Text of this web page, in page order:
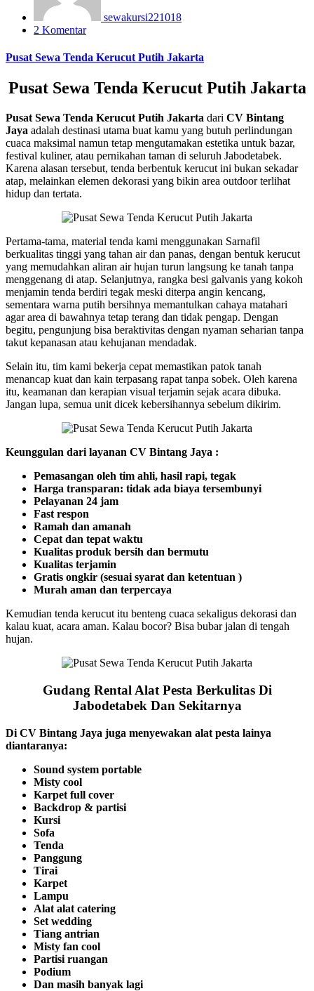
sewakursi221018
2 Komentar
Pusat Sewa Tenda Kerucut Putih Jakarta
Pusat Sewa Tenda Kerucut Putih Jakarta
Pusat Sewa Tenda Kerucut Putih Jakarta dari CV Bintang
Jaya adalah destinasi utama buat kamu yang butuh perlindungan
cuaca maksimal namun tetap mengutamakan estetika untuk bazar,
festival kuliner, atau pernikahan taman di seluruh Jabodetabek.
Karena alasan tersebut, tenda berbentuk kerucut ini bukan sekadar
atap, melainkan elemen dekorasi yang bikin area outdoor terlihat
hidup dan tertata.
Pertama-tama, material tenda kami menggunakan Sarnafil
berkualitas tinggi yang tahan air dan panas, dengan bentuk kerucut
yang memudahkan aliran air hujan turun langsung ke tanah tanpa
menggenang di atap. Selanjutnya, rangka besi galvanis yang kokoh
menjamin tenda berdiri tegak meski diterpa angin kencang,
sementara warna putih bersihnya memantulkan cahaya matahari
agar area di bawahnya tetap terang dan tidak pengap. Dengan
begitu, pengunjung bisa beraktivitas dengan nyaman seharian tanpa
takut kepanasan atau kehujanan mendadak.
Selain itu, tim kami bekerja cepat memastikan patok tanah
menancap kuat dan kain terpasang rapat tanpa sobek. Oleh karena
itu, keamanan dan kerapian visual terjamin sejak acara dibuka.
Jangan lupa, semua unit dicek kebersihannya sebelum dikirim.
Keunggulan dari layanan CV Bintang Jaya :
Pemasangan oleh tim ahli, hasil rapi, tegak
Harga transparan: tidak ada biaya tersembunyi
Pelayanan 24 jam
Fast respon
Ramah dan amanah
Cepat dan tepat waktu
Kualitas produk bersih dan bermutu
Kualitas terjamin
Gratis ongkir (sesuai syarat dan ketentuan )
Murah aman dan terpercaya
Kemudian tenda kerucut itu benteng cuaca sekaligus dekorasi dan
kalau kuat, acara aman. Kalau bocor? Bisa bubar jalan di tengah
hujan.
Gudang Rental Alat Pesta Berkulitas Di
Jabodetabek Dan Sekitarnya
Di CV Bintang Jaya juga menyewakan alat pesta lainya
diantaranya:
Sound system portable
Misty cool
Karpet full cover
Backdrop & partisi
Kursi
Sofa
Tenda
Panggung
Tirai
Karpet
Lampu
Alat alat catering
Set wedding
Tiang antrian
Misty fan cool
Partisi ruangan
Podium
Dan masih banyak lagi